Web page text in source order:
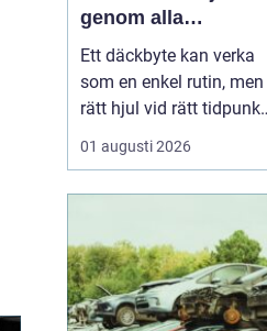
genom alla
säsonger
Ett däckbyte kan verka
som en enkel rutin, men
rätt hjul vid rätt tidpunkt
är avgörande för både
säkerhet, komfort och
snabbt och somrarna
bjuda på både regn och
hetta, behöver bilägare
ha koll på lagar, vä...
01 augusti 2026